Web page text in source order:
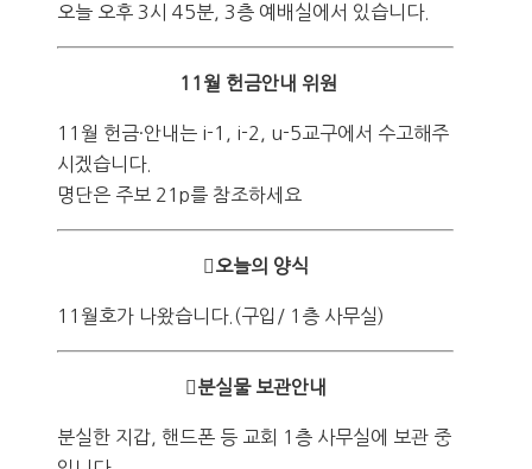
오늘 오후 3시 45분, 3층 예배실에서 있습니다.
11월 헌금안내 위원
11월 헌금·안내는 i-1, i-2, u-5교구에서 수고해주
시겠습니다.
명단은 주보 21p를 참조하세요
오늘의 양식
11월호가 나왔습니다.(구입/ 1층 사무실)
분실물 보관안내
분실한 지갑, 핸드폰 등 교회 1층 사무실에 보관 중